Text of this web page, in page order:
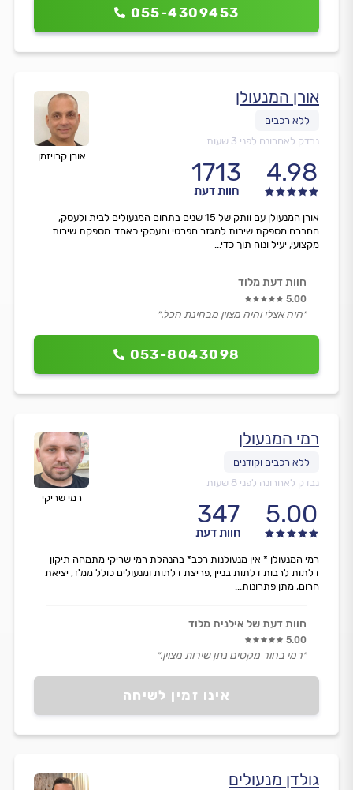
055-4309453
אורן קרויזמן
אורן המנעולן
נבדק לאחרונה לפני 3 שעות
4.98
1713
חוות דעת
053-8043098
אורן המנעולן עם וותק של 15 שנים בתחום המנעולים לבית ולעסק,
החברה מספקת שירות למגזר הפרטי והעסקי כאחד. מספקת שירות
מקצועי, יעיל ונוח תוך כדי...
חוות דעת מלוד
5.00
״היה אצלי והיה מצוין מבחינת הכל.״
רמי שריקי
רמי המנעולן
נבדק לאחרונה לפני 8 שעות
5.00
347
חוות דעת
אינו זמין לשיחה
רמי המנעולן * אין מנעולנות רכב* בהנהלת רמי שריקי מתמחה תיקון
דלתות לרבות דלתות בניין ,פריצת דלתות ומנעולים כולל ממ'ד, יציאת
חרום, מתן פתרונות...
חוות דעת של אילנית מלוד
5.00
״רמי בחור מקסים נתן שירות מצוין.״
גולדן מנעולים